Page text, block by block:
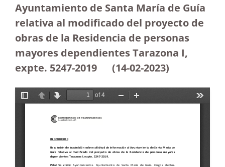
Ayuntamiento de Santa María de Guía
relativa al modificado del proyecto de
obras de la Residencia de personas
mayores dependientes Tarazona I,
expte. 5247-2019 (14-02-2023)